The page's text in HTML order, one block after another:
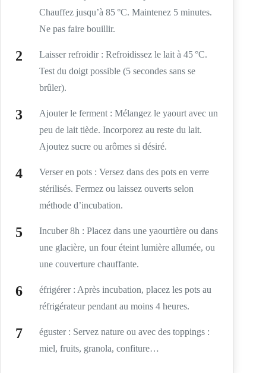
Chauffez jusqu’à 85 °C. Maintenez 5 minutes.
Ne pas faire bouillir.
Laisser refroidir : Refroidissez le lait à 45 °C.
Test du doigt possible (5 secondes sans se
brûler).
Ajouter le ferment : Mélangez le yaourt avec un
peu de lait tiède. Incorporez au reste du lait.
Ajoutez sucre ou arômes si désiré.
Verser en pots : Versez dans des pots en verre
stérilisés. Fermez ou laissez ouverts selon
méthode d’incubation.
Incuber 8h : Placez dans une yaourtière ou dans
une glacière, un four éteint lumière allumée, ou
une couverture chauffante.
éfrigérer : Après incubation, placez les pots au
réfrigérateur pendant au moins 4 heures.
éguster : Servez nature ou avec des toppings :
miel, fruits, granola, confiture…